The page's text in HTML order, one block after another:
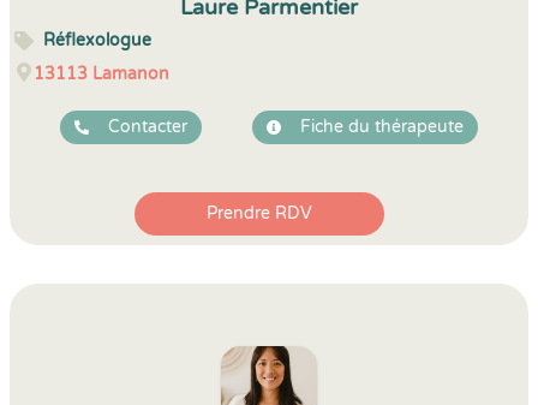
Laure Parmentier
Réflexologue
13113 Lamanon
Contacter Fiche du thérapeute
Prendre RDV